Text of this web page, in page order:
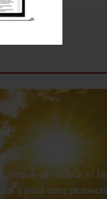
: Vague de chaleur et
à jeudi dans plusieurs